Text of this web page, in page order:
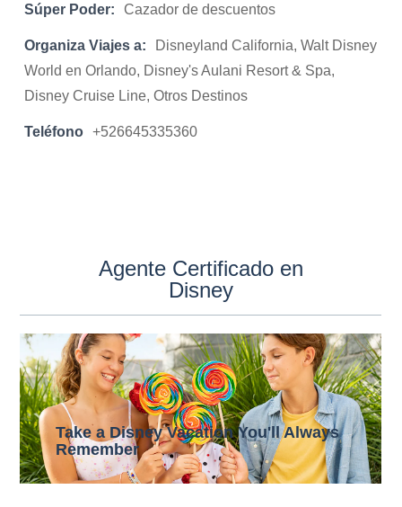
Súper Poder: Cazador de descuentos
Organiza Viajes a:
Disneyland California, Walt Disney
World en Orlando, Disney's Aulani Resort & Spa,
Disney Cruise Line, Otros Destinos
Teléfono +526645335360